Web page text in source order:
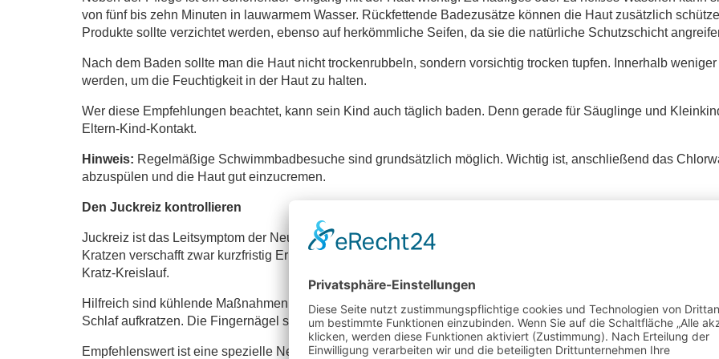
von fünf bis zehn Minuten in lauwarmem Wasser. Rückfettende Badezusätze können die Haut zusätzlich
Produkte sollte verzichtet werden, ebenso auf herkömmliche Seifen, da sie die natürliche Schutzschicht
Nach dem Baden sollte man die Haut nicht trockenrubbeln, sondern vorsichtig trocken tupfen. Innerhalb
werden, um die Feuchtigkeit in der Haut zu halten.
Wer diese Empfehlungen beachtet, kann sein Kind auch täglich baden. Denn gerade für Säuglinge und
Eltern-Kind-Kontakt.
Hinweis: Regelmäßige Schwimmbadbesuche sind grundsätzlich möglich. Wichtig ist, anschließend das
abzuspülen und die Haut gut einzucremen.
Den Juckreiz kontrollieren
Juckreiz ist das Leitsymptom der Neurodermitis. Er entsteht durch Entzündungen und Nervenreizung in der
Kratzen verschafft zwar kurzfristig Erleichterung, verschlimmert jedoch die Entzündung und kann Infektionen
Kratz-Kreislauf.
Hilfreich sind kühlende Maßnahmen wie feuchte Umschläge oder spezielle Gele. Baumwollhandschuhe in der
Schlaf aufkratzen. Die Fingernägel sollten stets kurz gehalten werden.
Empfehlenswert ist eine spezielle Neurodermitis-Wäsche aus besonders glatten, atmungsaktiven Materialien